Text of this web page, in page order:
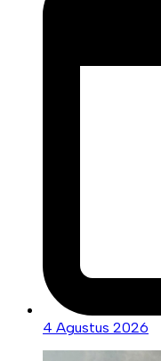
4 Agustus 2026